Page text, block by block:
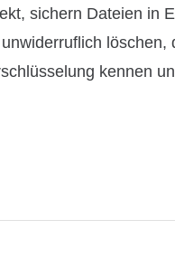
sichern Dateien in
kennen